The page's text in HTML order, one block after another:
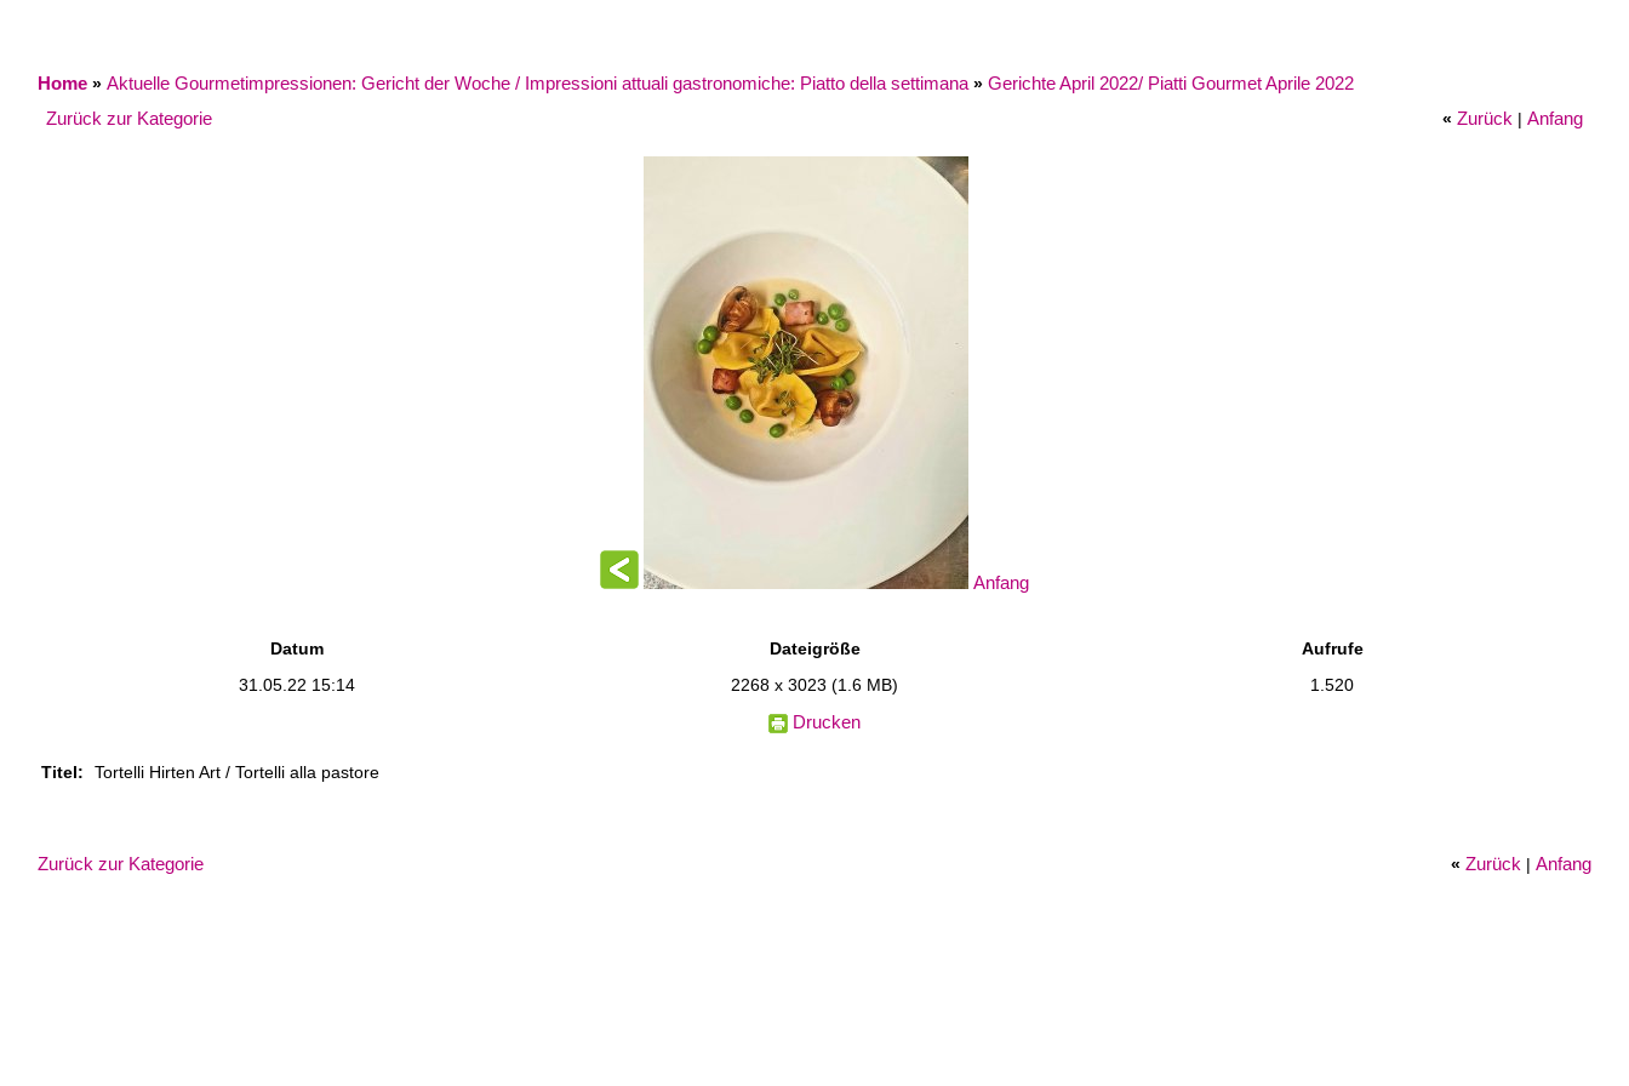
Home » Aktuelle Gourmetimpressionen: Gericht der Woche / Impressioni attuali gastronomiche: Piatto della settimana » Gerichte April 2022/ Piatti Gourmet Aprile 2022
« Zurück | Anfang
Zurück zur Kategorie
Anfang
Datum Dateigröße
Aufrufe
31.05.22 15:14
2268 x 3023 (1.6 MB) 1.520
Drucken
Titel: Tortelli Hirten Art / Tortelli alla pastore
Zurück zur Kategorie « Zurück | Anfang